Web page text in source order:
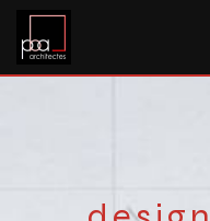
Panneau de gestion des